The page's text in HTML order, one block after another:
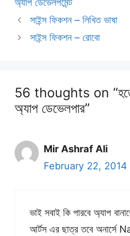
অ্যাপ ডেভেলপমেন্ট
সাইন্স ফিকশন – লিখিত ভাষা
সাইন্স ফিকশন – রোবো
56 thoughts on “হতে
অ্যাপ ডেভেলপার”
Mir Ashraf Ali
February 22,
ভাই সবাই কি পারবে অ্যাপ
আর্টস এর ছাত্র তবে অনার্সে